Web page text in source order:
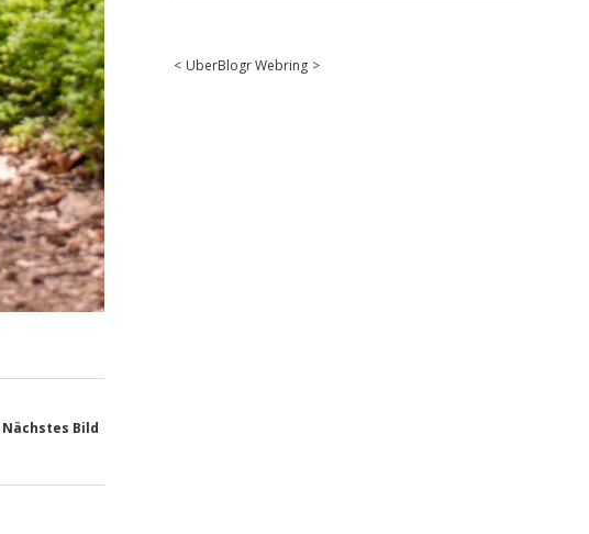
Nächstes Bild
< UberBlogr Webring >